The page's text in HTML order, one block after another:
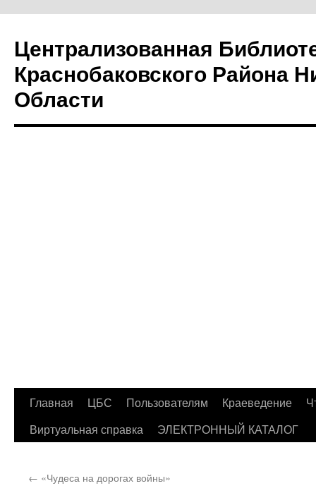
Централизованная
Краснобаковского Района
Области
Перейти
Главная ЦБС Пользователям Краеведение
Виртуальная справка
ЭЛЕКТРОННЫЙ КАТАЛОГ
← «Чудеса на дорогах войны»